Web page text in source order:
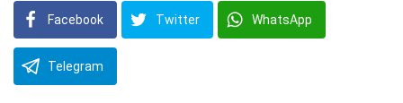
Facebook Twitter WhatsApp
Telegram